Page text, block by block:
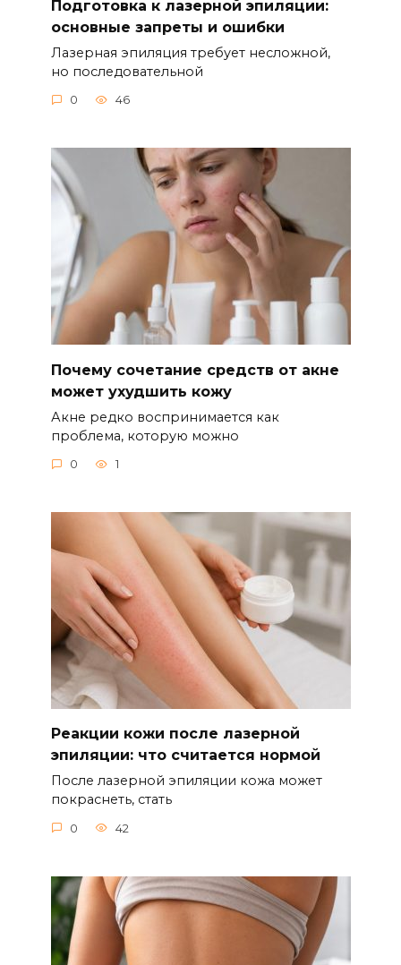
Подготовка к лазерной эпиляции:
основные запреты и ошибки
Лазерная эпиляция требует несложной,
но последовательной
0 46
Почему сочетание средств от акне
может ухудшить кожу
Акне редко воспринимается как
проблема, которую можно
0 1
Реакции кожи после лазерной
эпиляции: что считается нормой
После лазерной эпиляции кожа может
покраснеть, стать
0 42